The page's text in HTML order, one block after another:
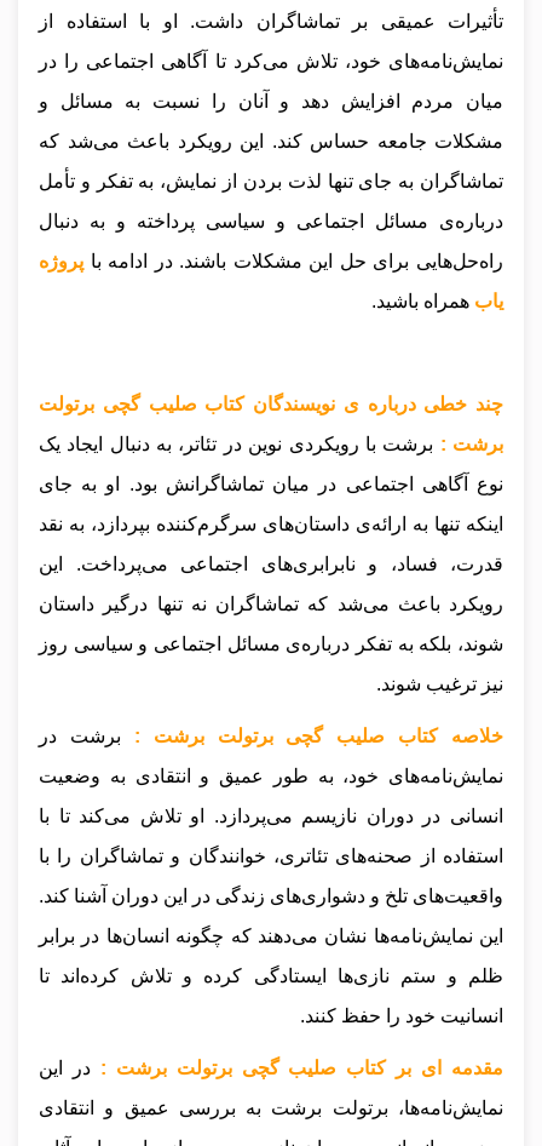
تأثیرات عمیقی بر تماشاگران داشت. او با استفاده از
نمایش‌نامه‌های خود، تلاش می‌کرد تا آگاهی اجتماعی را در
میان مردم افزایش دهد و آنان را نسبت به مسائل و
مشکلات جامعه حساس کند. این رویکرد باعث می‌شد که
تماشاگران به جای تنها لذت بردن از نمایش، به تفکر و تأمل
درباره‌ی مسائل اجتماعی و سیاسی پرداخته و به دنبال
راه‌حل‌هایی برای حل این مشکلات باشند. در ادامه با پروژه
یاب همراه باشید.
چند خطی درباره ی نویسندگان کتاب صلیب گچی برتولت
برشت : برشت با رویکردی نوین در تئاتر، به دنبال ایجاد یک
نوع آگاهی اجتماعی در میان تماشاگرانش بود. او به جای
اینکه تنها به ارائه‌ی داستان‌های سرگرم‌کننده بپردازد، به نقد
قدرت، فساد، و نابرابری‌های اجتماعی می‌پرداخت. این
رویکرد باعث می‌شد که تماشاگران نه تنها درگیر داستان
شوند، بلکه به تفکر درباره‌ی مسائل اجتماعی و سیاسی روز
نیز ترغیب شوند.
خلاصه کتاب صلیب گچی برتولت برشت : برشت در
نمایش‌نامه‌های خود، به طور عمیق و انتقادی به وضعیت
انسانی در دوران نازیسم می‌پردازد. او تلاش می‌کند تا با
استفاده از صحنه‌های تئاتری، خوانندگان و تماشاگران را با
واقعیت‌های تلخ و دشواری‌های زندگی در این دوران آشنا کند.
این نمایش‌نامه‌ها نشان می‌دهند که چگونه انسان‌ها در برابر
ظلم و ستم نازی‌ها ایستادگی کرده و تلاش کرده‌اند تا
انسانیت خود را حفظ کنند.
مقدمه ای بر کتاب صلیب گچی برتولت برشت : در این
نمایش‌نامه‌ها، برتولت برشت به بررسی عمیق و انتقادی